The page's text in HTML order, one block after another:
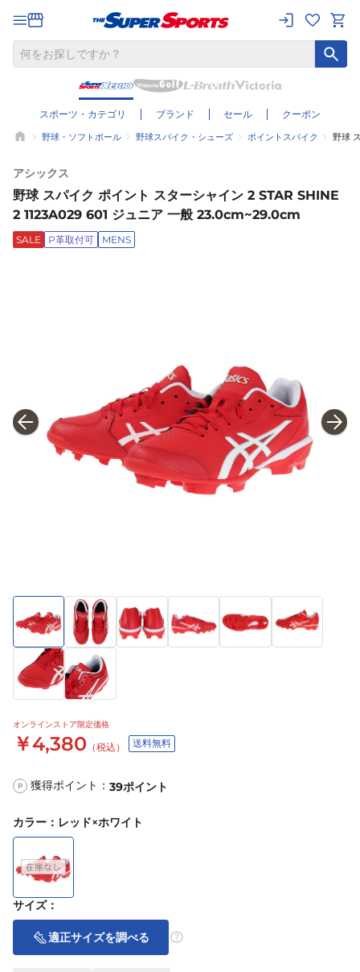
スポーツ・カテゴリ ブランド セール クーポン
野球・ソフトボール 野球スパイク・シューズ ポイントスパイク 野球
アシックス
野球 スパイク ポイント スターシャイン 2 STAR SHINE
2 1123A029 601 ジュニア 一般 23.0cm~29.0cm
SALE P革取付可 MENS
オンラインストア限定価格
￥4,380 （税込） 送料無料
P 獲得ポイント： 39ポイント
カラー ： レッド×ホワイト
サイズ：
適正サイズを調べる